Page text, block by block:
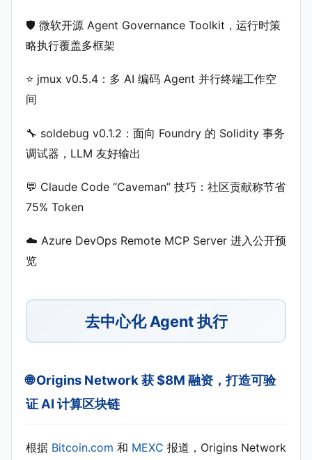
🛡️ 微软开源 Agent Governance Toolkit，运行时策
略执行覆盖多框架
⭐ jmux v0.5.4：多 AI 编码 Agent 并行终端工作空
间
🔧 soldebug v0.1.2：面向 Foundry 的 Solidity 事务
调试器，LLM 友好输出
💬 Claude Code “Caveman” 技巧：社区贡献称节省
75% Token
☁️ Azure DevOps Remote MCP Server 进入公开预
览
去中心化 Agent 执行
🌐 Origins Network 获 $8M 融资，打造可验
证 AI 计算区块链
根据 Bitcoin.com 和 MEXC 报道，Origins Network